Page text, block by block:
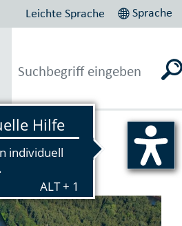
Leichte Sprache Sprache